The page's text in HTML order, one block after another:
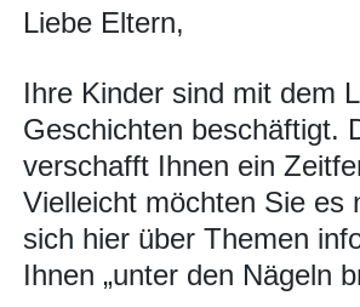
Liebe Eltern,
Ihre Kinder sind mit dem
Geschichten beschäftigt.
verschafft Ihnen ein
Vielleicht möchten Sie es
sich hier über Themen
Ihnen „unter den Nägeln